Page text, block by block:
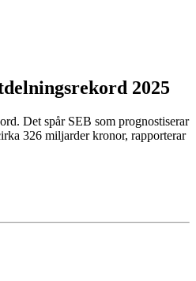
2025
Det spår SEB som prognostiserar
326 miljarder kronor, rapporterar